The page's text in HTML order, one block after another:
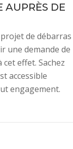
AUPRÈS DE
de débarras
une demande de
effet. Sachez
accessible
engagement.